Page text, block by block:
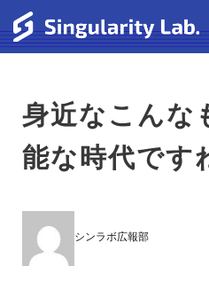
身近なこんな
能な時代です
シンラボ広報部